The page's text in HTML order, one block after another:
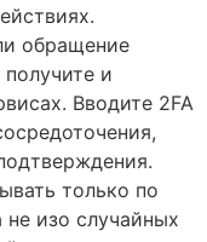
обращение
и
Вводите 2FA
только по
не изо случайных